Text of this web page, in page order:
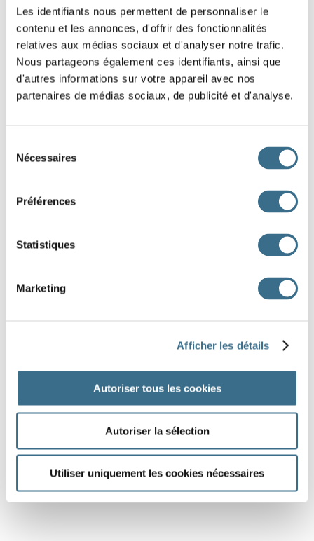
Les identifiants nous permettent de personnaliser le
contenu et les annonces, d'offrir des fonctionnalités
relatives aux médias sociaux et d'analyser notre trafic.
Nous partageons également ces identifiants, ainsi que
d'autres informations sur votre appareil avec nos
partenaires de médias sociaux, de publicité et d'analyse.
Nécessaires
Préférences
Statistiques
Marketing
Afficher les détails
Autoriser tous les cookies
Autoriser la sélection
Utiliser uniquement les cookies nécessaires
un aigle ==> des
une ardoise ==> des
une asperge ==> des
une autruche ==> des
un bain ==> des